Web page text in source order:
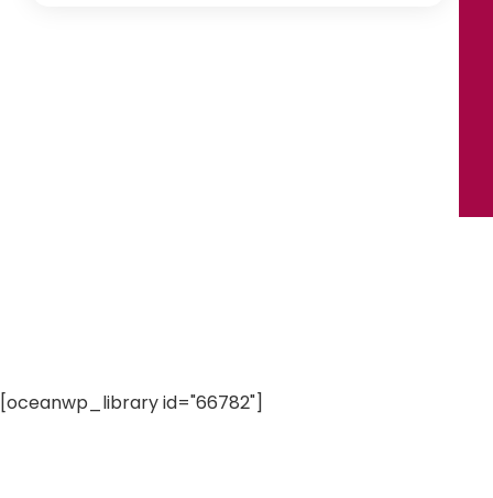
[oceanwp_library id="66782"]